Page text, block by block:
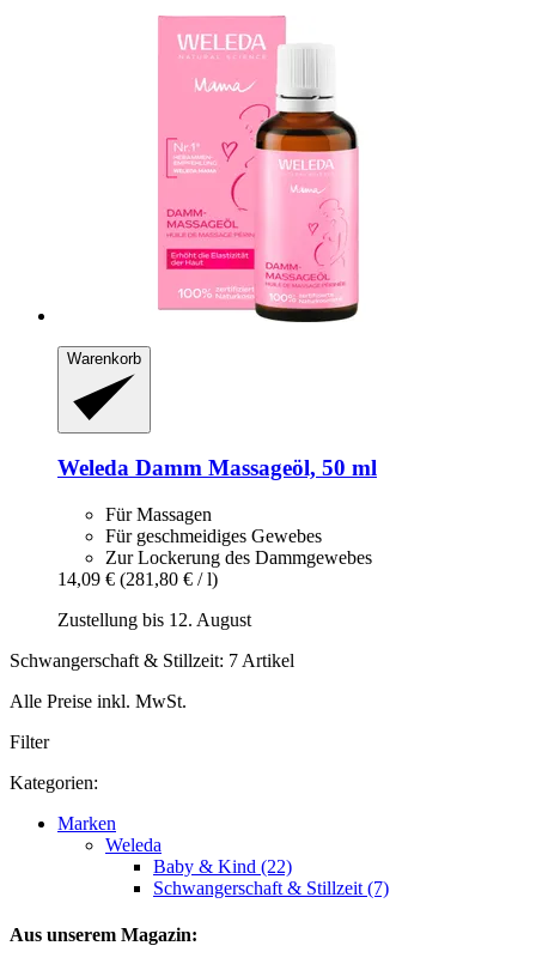
Warenkorb
Weleda Damm Massageöl, 50 ml
Für Massagen
Für geschmeidiges Gewebes
Zur Lockerung des Dammgewebes
14,09 € (281,80 € / l)
Zustellung bis 12. August
Schwangerschaft & Stillzeit: 7 Artikel
Alle Preise inkl. MwSt.
Filter
Kategorien:
Marken
Weleda
Baby & Kind (22)
Schwangerschaft & Stillzeit (7)
Aus unserem Magazin: